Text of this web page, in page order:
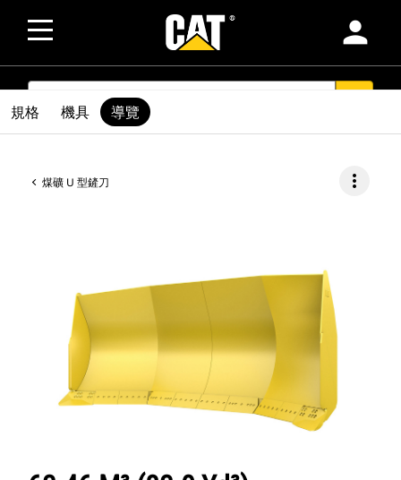
person
SEARCH
煤礦 U 型鏟刀 more_vert
規格 機具 導覽